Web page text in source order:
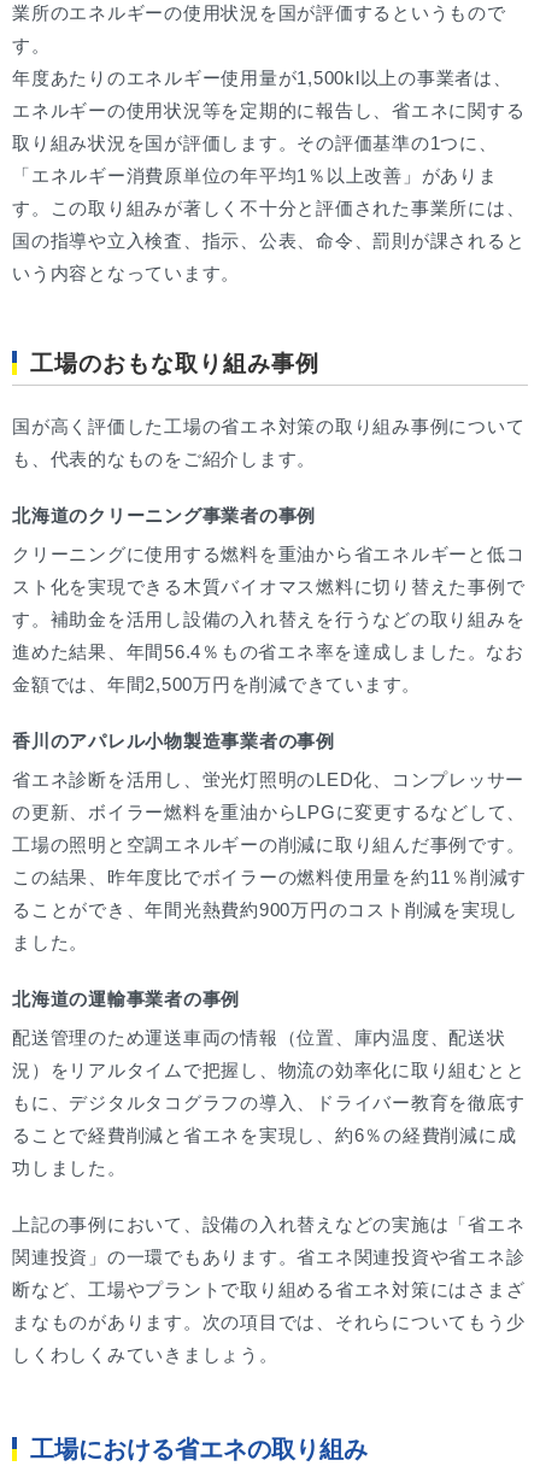
業所のエネルギーの使用状況を国が評価するというもので
す。
年度あたりのエネルギー使用量が1,500kl以上の事業者は、
エネルギーの使用状況等を定期的に報告し、省エネに関する
取り組み状況を国が評価します。その評価基準の1つに、
「エネルギー消費原単位の年平均1％以上改善」がありま
す。この取り組みが著しく不十分と評価された事業所には、
国の指導や立入検査、指示、公表、命令、罰則が課されると
いう内容となっています。
工場のおもな取り組み事例
国が高く評価した工場の省エネ対策の取り組み事例について
も、代表的なものをご紹介します。
北海道のクリーニング事業者の事例
クリーニングに使用する燃料を重油から省エネルギーと低コ
スト化を実現できる木質バイオマス燃料に切り替えた事例で
す。補助金を活用し設備の入れ替えを行うなどの取り組みを
進めた結果、年間56.4％もの省エネ率を達成しました。なお
金額では、年間2,500万円を削減できています。
香川のアパレル小物製造事業者の事例
省エネ診断を活用し、蛍光灯照明のLED化、コンプレッサー
の更新、ボイラー燃料を重油からLPGに変更するなどして、
工場の照明と空調エネルギーの削減に取り組んだ事例です。
この結果、昨年度比でボイラーの燃料使用量を約11％削減す
ることができ、年間光熱費約900万円のコスト削減を実現し
ました。
北海道の運輸事業者の事例
配送管理のため運送車両の情報（位置、庫内温度、配送状
況）をリアルタイムで把握し、物流の効率化に取り組むとと
もに、デジタルタコグラフの導入、ドライバー教育を徹底す
ることで経費削減と省エネを実現し、約6％の経費削減に成
功しました。
上記の事例において、設備の入れ替えなどの実施は「省エネ
関連投資」の一環でもあります。省エネ関連投資や省エネ診
断など、工場やプラントで取り組める省エネ対策にはさまざ
まなものがあります。次の項目では、それらについてもう少
しくわしくみていきましょう。
工場における省エネの取り組み